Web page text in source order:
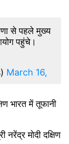
से पहले मुख्य
पहुंचे।
March 16,
भारत में तूफानी
मोदी दक्षिण